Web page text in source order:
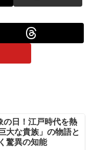
の日！江戸時代を熱
大な貴族」の物語と
驚異の知能